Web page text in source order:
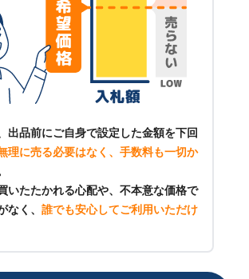
出品前にご自身で設定した金額を下回
理に売る必要はなく、手数料も一切か
いたたかれる心配や、不本意な価格で
なく、 誰でも安心してご利用いただけ